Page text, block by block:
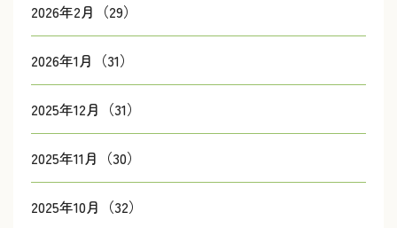
2026年2月（29）
2026年1月（31）
2025年12月（31）
2025年11月（30）
2025年10月（32）